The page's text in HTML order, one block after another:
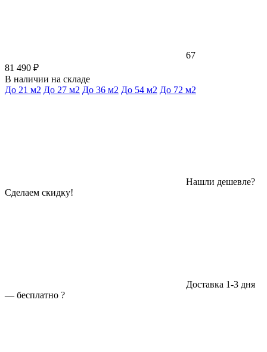
67
81 490 ₽
В наличии на складе
До 21 м2 До 27 м2 До 36 м2 До 54 м2 До 72 м2
Нашли дешевле?
Сделаем скидку!
Доставка 1-3 дня
— бесплатно ?